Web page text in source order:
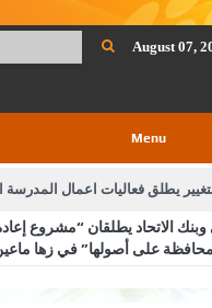
August 07,
Menu
يطلق فعاليات اعمال المدرسة
التجنيد لحملة البكالوريوس في
وبنك الاتحاد يطلقان “مشروع
على أصولها” في زها